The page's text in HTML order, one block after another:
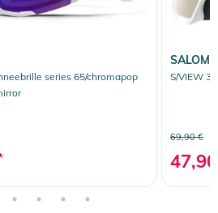
series 65/chromapop
S/VIEW 3
69,90 €